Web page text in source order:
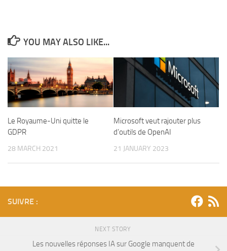
YOU MAY ALSO LIKE...
Le Royaume-Uni quitte le
GDPR
28 MARCH 2021
Microsoft veut rajouter plus
d’outils de OpenAI
21 JANUARY 2023
SUIVRE :
NEXT STORY
Les nouvelles réponses IA sur Google manquent de